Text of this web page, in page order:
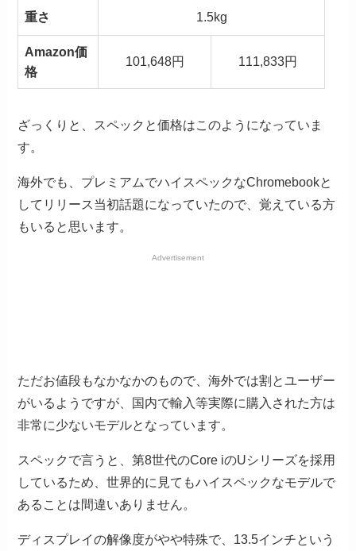
重さ 1.5kg
Amazon価
格
101,648円 111,833円
ざっくりと、スペックと価格はこのようになっていま
す。
海外でも、プレミアムでハイスペックなChromebookと
してリリース当初話題になっていたので、覚えている方
もいると思います。
Advertisement
ただお値段もなかなかのもので、海外では割とユーザー
がいるようですが、国内で輸入等実際に購入された方は
非常に少ないモデルとなっています。
スペックで言うと、第8世代のCore iのUシリーズを採用
しているため、世界的に見てもハイスペックなモデルで
あることは間違いありません。
ディスプレイの解像度がやや特殊で、13.5インチという